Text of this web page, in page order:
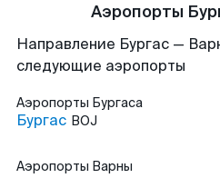
Аэропорты
Направление Бургас —
следующие аэропорты
Аэропорты Бургаса
Бургас BOJ
Аэропорты Варны